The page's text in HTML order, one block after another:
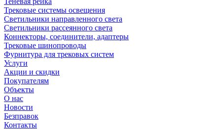
Трековые системы освещения
Светильники направленного света
Светильники рассеянного света
Коннекторы, соединители, адаптеры
Трековые шинопроводы
Фурнитура для трековых систем
Услуги
Акции и скидки
Покупателям
Объекты
О нас
Новости
Безправок
Контакты